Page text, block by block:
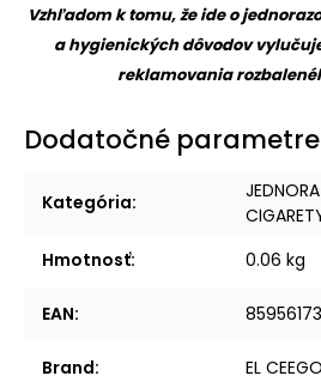
Vzhľadom k tomu, že ide o
a hygienických dôvodov
reklamovania
Dodatočné parametre
Kategória:
Hmotnosť: 0.06 kg
EAN:
Brand: EL CEEGO